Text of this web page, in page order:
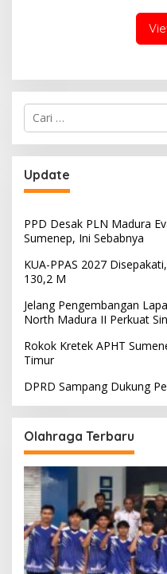
Cari
untuk:
Update
PPD Desak PLN Madura
Sumenep, Ini Sebabnya
KUA-PPAS 2027
130,2 M
Jelang Pengembangan
North Madura II Perkuat
Rokok Kretek APHT
Timur
DPRD Sampang Dukung
Olahraga Terbaru